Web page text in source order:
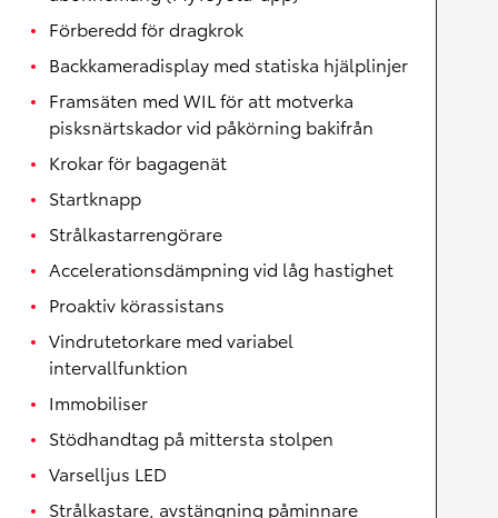
Förberedd för dragkrok
Backkameradisplay med statiska hjälplinjer
Framsäten med WIL för att motverka
pisksnärtskador vid påkörning bakifrån
Krokar för bagagenät
Startknapp
Strålkastarrengörare
Accelerationsdämpning vid låg hastighet
Proaktiv körassistans
Vindrutetorkare med variabel
intervallfunktion
Immobiliser
Stödhandtag på mittersta stolpen
Varselljus LED
Strålkastare, avstängning påminnare